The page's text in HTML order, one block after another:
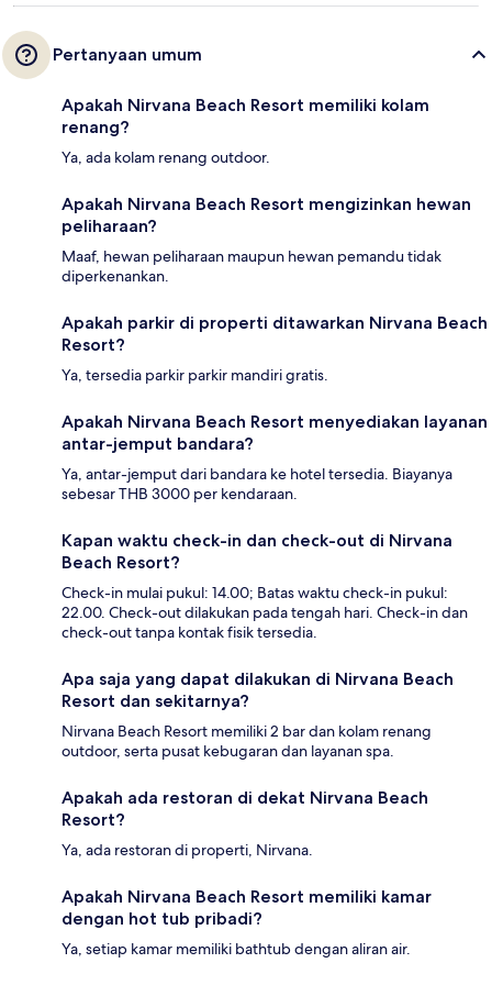
Pertanyaan umum
Apakah Nirvana Beach Resort memiliki kolam
renang?
Ya, ada kolam renang outdoor.
Apakah Nirvana Beach Resort mengizinkan hewan
peliharaan?
Maaf, hewan peliharaan maupun hewan pemandu tidak
diperkenankan.
Apakah parkir di properti ditawarkan Nirvana Beach
Resort?
Ya, tersedia parkir parkir mandiri gratis.
Apakah Nirvana Beach Resort menyediakan layanan
antar-jemput bandara?
Ya, antar-jemput dari bandara ke hotel tersedia. Biayanya
sebesar THB 3000 per kendaraan.
Kapan waktu check-in dan check-out di Nirvana
Beach Resort?
Check-in mulai pukul: 14.00; Batas waktu check-in pukul:
22.00. Check-out dilakukan pada tengah hari. Check-in dan
check-out tanpa kontak fisik tersedia.
Apa saja yang dapat dilakukan di Nirvana Beach
Resort dan sekitarnya?
Nirvana Beach Resort memiliki 2 bar dan kolam renang
outdoor, serta pusat kebugaran dan layanan spa.
Apakah ada restoran di dekat Nirvana Beach
Resort?
Ya, ada restoran di properti, Nirvana.
Apakah Nirvana Beach Resort memiliki kamar
dengan hot tub pribadi?
Ya, setiap kamar memiliki bathtub dengan aliran air.